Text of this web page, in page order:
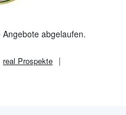
abgelaufen.
real Prospekte